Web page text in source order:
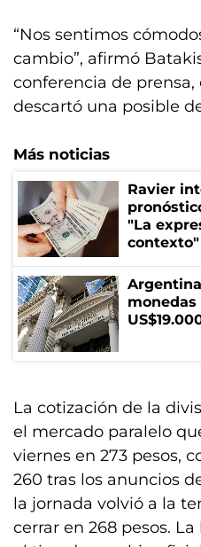
“Nos sentimos
cambio”, afirmó
conferencia de
descartó una posible
Más noticias
Ravier
"La
contexto"
monedas
La cotización de la
el mercado paralelo
viernes en 273 pesos,
260 tras los anuncios
la jornada volvió a la
cerrar en 268 pesos.